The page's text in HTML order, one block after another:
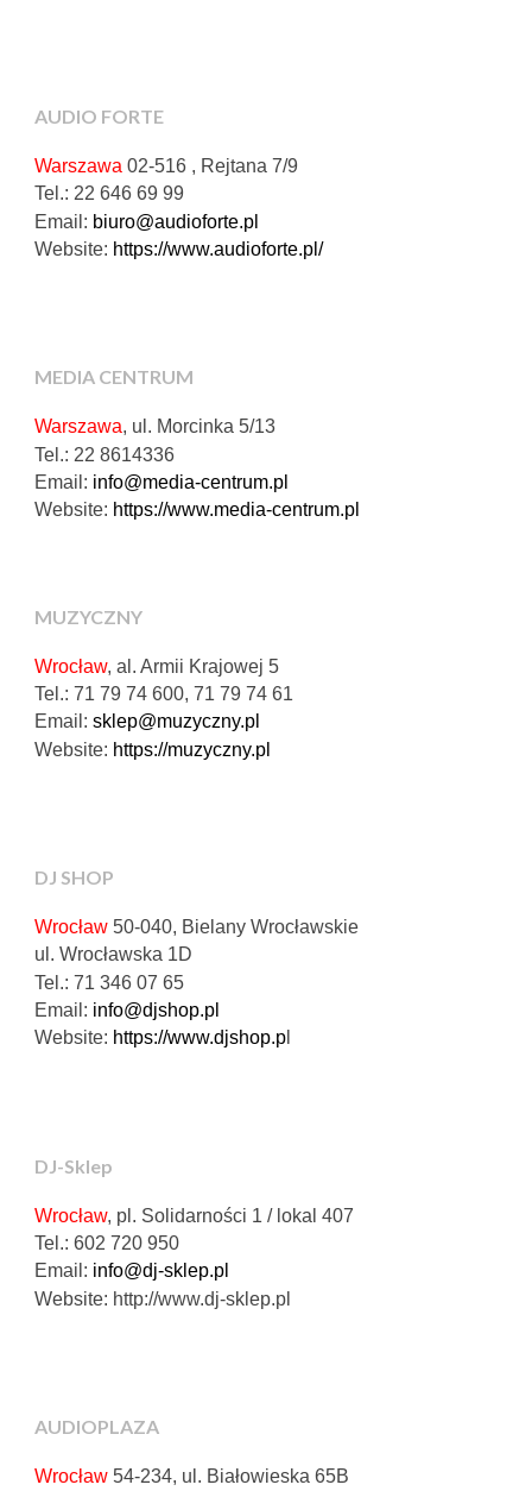
AUDIO FORTE
Warszawa 02-516 , Rejtana 7/9
Tel.: 22 646 69 99
Email: biuro@audioforte.pl
Website: https://www.audioforte.pl/
MEDIA CENTRUM
Warszawa, ul. Morcinka 5/13
Tel.: 22 8614336
Email: info@media-centrum.pl
Website: https://www.media-centrum.pl
MUZYCZNY
Wrocław, al. Armii Krajowej 5
Tel.: 71 79 74 600, 71 79 74 61
Email:sklep@muzyczny.pl
Website: https://muzyczny.pl
DJ SHOP
Wrocław 50-040, Bielany Wrocławskie
ul. Wrocławska 1D
Tel.: 71 346 07 65
Email: info@djshop.pl
Website: https://www.djshop.p
DJ-Sklep
Wrocław, pl. Solidarności 1 / lokal 407
Tel.:602 720 950
Email: info@dj-sklep.pl
Website: http://www.dj-sklep.pl
AUDIOPLAZA
Wrocław 54-234, ul. Białowieska 65B